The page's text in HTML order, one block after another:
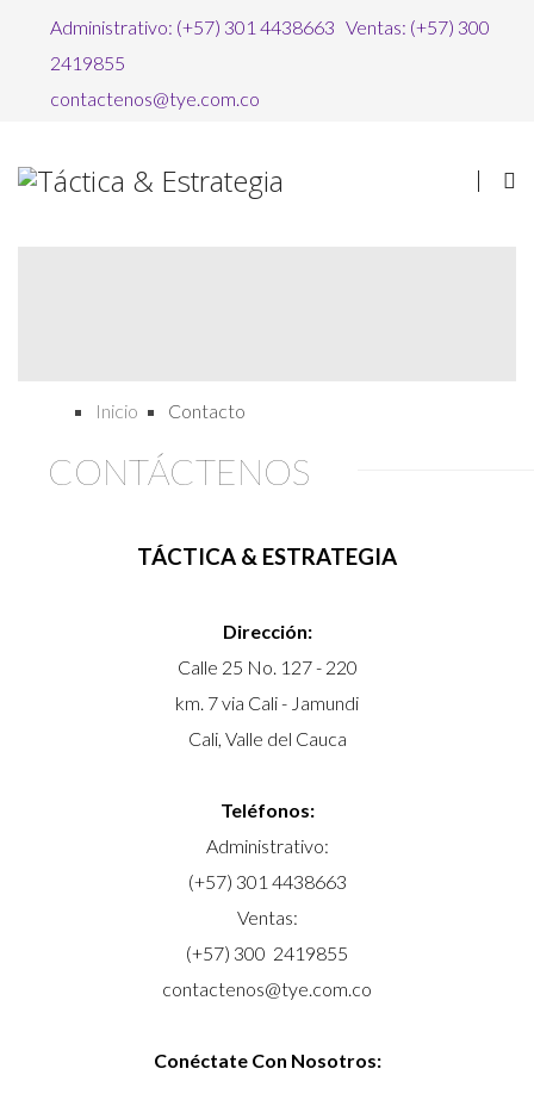
Administrativo: (+57) 301 4438663 Ventas: (+57) 300
2419855
contactenos@tye.com.co
Inicio Contacto
CONTÁCTENOS
TÁCTICA & ESTRATEGIA
Dirección:
Calle 25 No. 127 - 220
km. 7 via Cali - Jamundi
Cali, Valle del Cauca
Teléfonos:
Administrativo:
(+57) 301 4438663
Ventas:
(+57) 300 2419855
contactenos@tye.com.co
Conéctate Con Nosotros: